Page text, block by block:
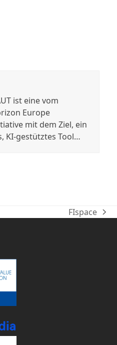
ist eine vom
Europe
mit dem Ziel, ein
KI-gestütztes Tool…
Nächster
FIspace